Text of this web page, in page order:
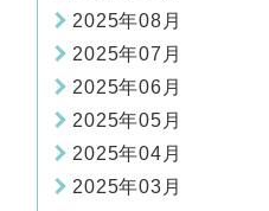
2025年08月
2025年07月
2025年06月
2025年05月
2025年04月
2025年03月